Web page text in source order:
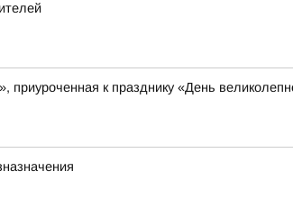
к празднику «День